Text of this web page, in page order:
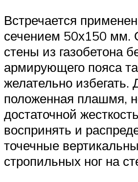
Встречается
сечением 50х150 мм.
стены из газобетона
армирующего пояса
желательно избегать.
положенная плашмя,
достаточной
воспринять и
точечные
стропильных ног на